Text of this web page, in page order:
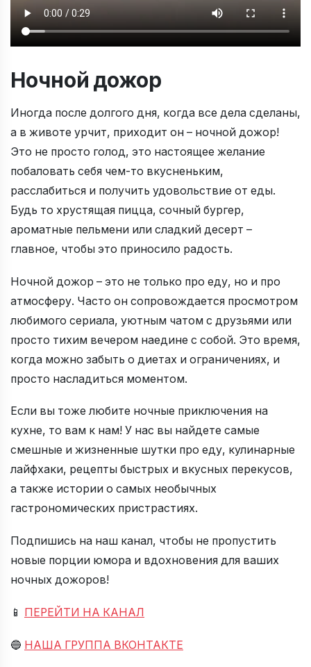
Ночной дожор
Иногда после долгого дня, когда все дела сделаны,
а в животе урчит, приходит он – ночной дожор!
Это не просто голод, это настоящее желание
побаловать себя чем-то вкусненьким,
расслабиться и получить удовольствие от еды.
Будь то хрустящая пицца, сочный бургер,
ароматные пельмени или сладкий десерт –
главное, чтобы это приносило радость.
Ночной дожор – это не только про еду, но и про
атмосферу. Часто он сопровождается просмотром
любимого сериала, уютным чатом с друзьями или
просто тихим вечером наедине с собой. Это время,
когда можно забыть о диетах и ограничениях, и
просто насладиться моментом.
Если вы тоже любите ночные приключения на
кухне, то вам к нам! У нас вы найдете самые
смешные и жизненные шутки про еду, кулинарные
лайфхаки, рецепты быстрых и вкусных перекусов,
а также истории о самых необычных
гастрономических пристрастиях.
Подпишись на наш канал, чтобы не пропустить
новые порции юмора и вдохновения для ваших
ночных дожоров!
📱 ПЕРЕЙТИ НА КАНАЛ
🔵 НАША ГРУППА ВКОНТАКТЕ